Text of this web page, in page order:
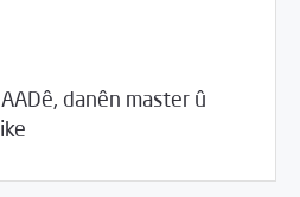
danên master û